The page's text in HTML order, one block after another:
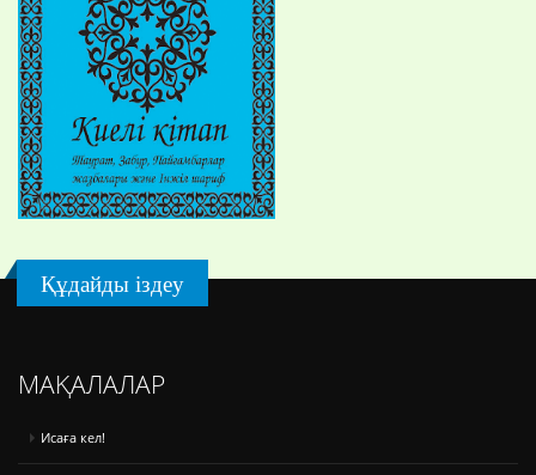
Құдайды іздеу
МАҚАЛАЛАР
Исаға кел!